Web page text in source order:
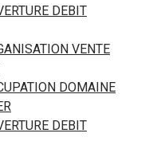
DEBIT
VENTE
DOMAINE
DEBIT